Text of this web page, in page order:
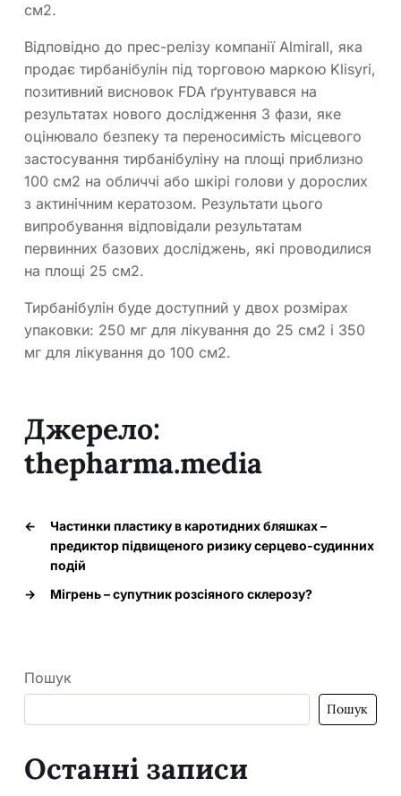
см2.
Відповідно до прес-релізу компанії Almirall, яка
продає тирбанібулін під торговою маркою Klisyri,
позитивний висновок FDA ґрунтувався на
результатах нового дослідження 3 фази, яке
оцінювало безпеку та переносимість місцевого
застосування тирбанібуліну на площі приблизно
100 см2 на обличчі або шкірі голови у дорослих
з актинічним кератозом. Результати цього
випробування відповідали результатам
первинних базових досліджень, які проводилися
на площі 25 см2.
Тирбанібулін буде доступний у двох розмірах
упаковки: 250 мг для лікування до 25 см2 і 350
мг для лікування до 100 см2.
Джерело:
thepharma.media
←
Частинки пластику в каротидних бляшках –
предиктор підвищеного ризику серцево-судинних
подій
→
Мігрень – супутник розсіяного склерозу?
Пошук
Пошук
Останні записи